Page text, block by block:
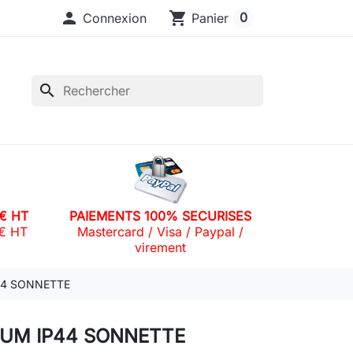
 Connexion shopping_cart Panier 0
search
HT
HT
PAIEMENTS 100% SECURISES
Mastercard / Visa / Paypal /
virement
SONNETTE
IP44 SONNETTE